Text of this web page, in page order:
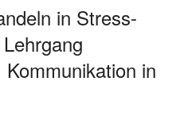
in Stress-
in